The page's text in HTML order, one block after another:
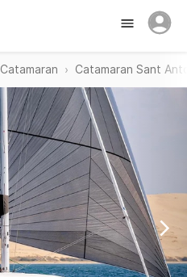
Catamaran Catamaran Sant